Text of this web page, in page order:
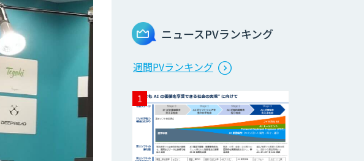
ニュースPVランキング
週間PVランキング